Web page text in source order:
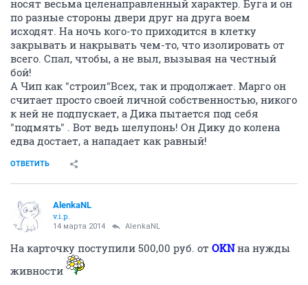
На карточку поступила 1 000,00 руб. отandygan
корм зверикам.
ОТВЕТИТЬ
AlenkaNL
v.i.p.
12 марта 2014 AlenkaNL
Вчера доставка привезла 2 мешка древесного
позже по чисто техническим причинам... забыли чек
товарный забрать
ОТВЕТИТЬ
AlenkaNL
v.i.p.
12 марта 2014